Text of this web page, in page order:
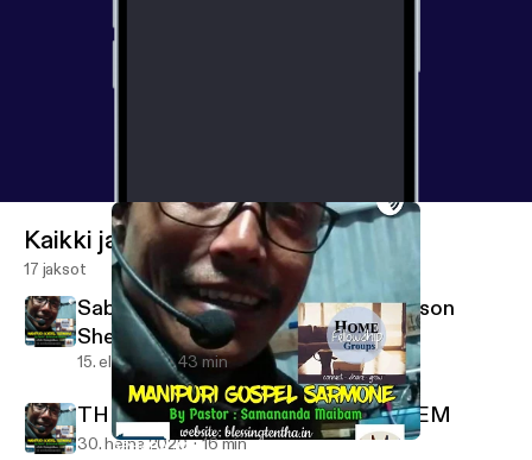
APHABA JAO SENBA
Kaikki jaksot
17 jaksot
Sabath School lesson 3Quater 7 lesson
Shearing the Word
15. elo 2020 43 min
THE DESTRUCTION OF JERUSALEM
30. heinä 2020 16 min